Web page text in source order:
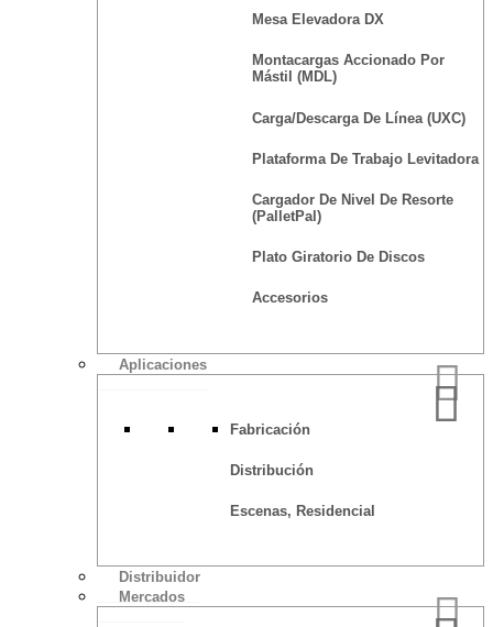
Mesa Elevadora DX
Montacargas Accionado Por
Mástil (MDL)
Carga/Descarga De Línea (UXC)
Plataforma De Trabajo Levitadora
Cargador De Nivel De Resorte
(PalletPal)
Plato Giratorio De Discos
Accesorios
Aplicaciones
Fabricación
Distribución
Escenas, Residencial
Distribuidor
Mercados